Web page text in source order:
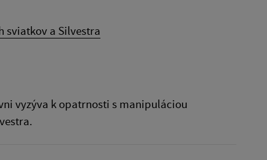
sviatkov a Silvestra
vyzýva k opatrnosti s manipuláciou